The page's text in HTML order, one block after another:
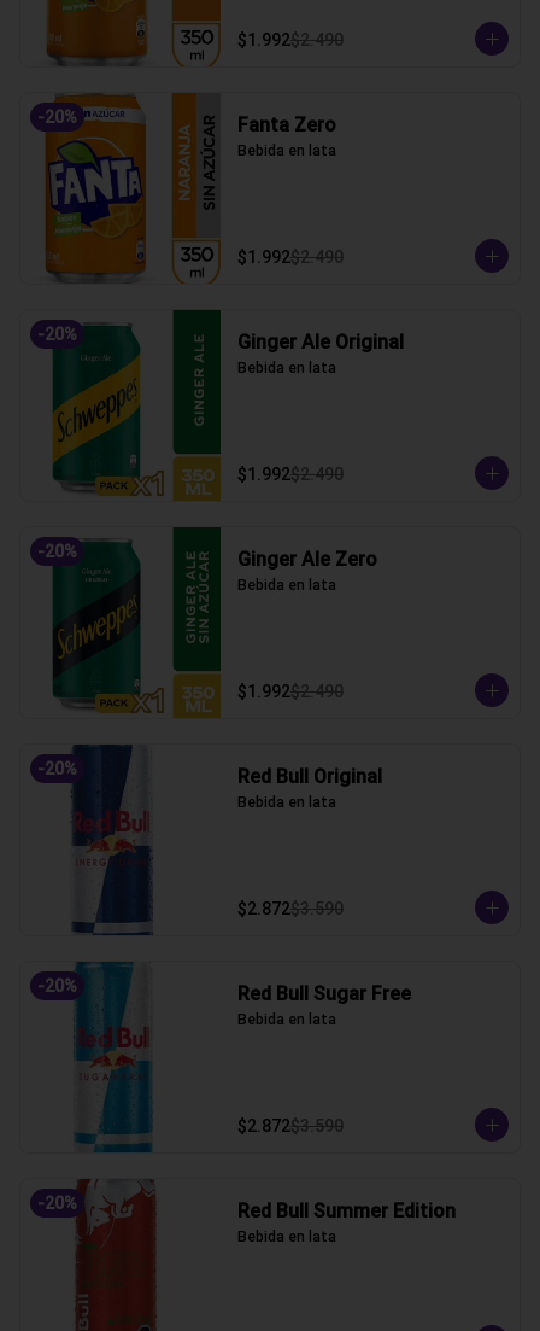
$1.992$2.490
-20% Fanta Zero
Bebida en lata
$1.992$2.490
-20% Ginger Ale Original
Bebida en lata
$1.992$2.490
-20% Ginger Ale Zero
Bebida en lata
$1.992$2.490
-20% Red Bull Original
Bebida en lata
$2.872$3.590
-20% Red Bull Sugar Free
Bebida en lata
$2.872$3.590
-20% Red Bull Summer Edition
Bebida en lata